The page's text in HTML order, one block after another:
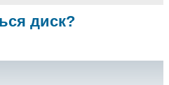
диск?